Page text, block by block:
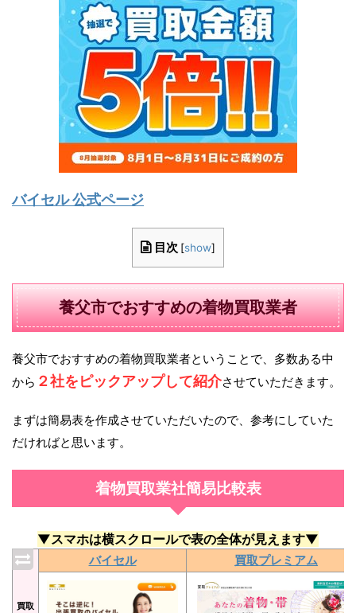
バイセル 公式ページ
目次 [show]
養父市でおすすめの着物買取業者
養父市でおすすめの着物買取業者ということで、多数ある中
から ２社をピックアップして紹介させていただきます。
まずは簡易表を作成させていただいたので、参考にしていた
だければと思います。
着物買取業社簡易比較表
▼スマホは横スクロールで表の全体が見えます▼
買取
バイセル 買取プレミアム